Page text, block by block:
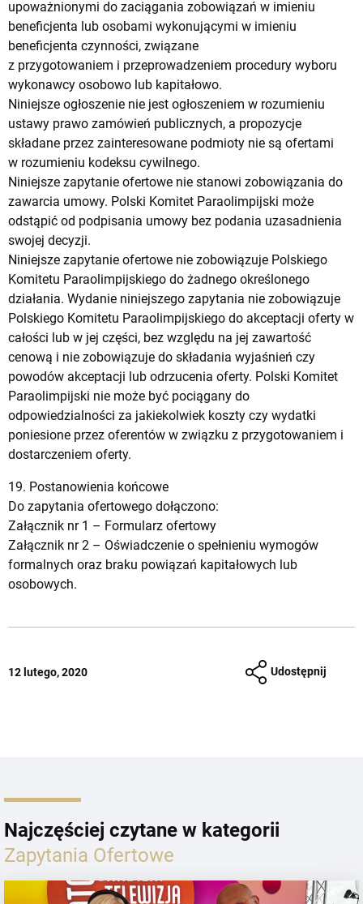
upoważnionymi do zaciągania zobowiązań w imieniu
beneficjenta lub osobami wykonującymi w imieniu
beneficjenta czynności, związane
z przygotowaniem i przeprowadzeniem procedury wyboru
wykonawcy osobowo lub kapitałowo.
Niniejsze ogłoszenie nie jest ogłoszeniem w rozumieniu
ustawy prawo zamówień publicznych, a propozycje
składane przez zainteresowane podmioty nie są ofertami
w rozumieniu kodeksu cywilnego.
Niniejsze zapytanie ofertowe nie stanowi zobowiązania do
zawarcia umowy. Polski Komitet Paraolimpijski może
odstąpić od podpisania umowy bez podania uzasadnienia
swojej decyzji.
Niniejsze zapytanie ofertowe nie zobowiązuje Polskiego
Komitetu Paraolimpijskiego do żadnego określonego
działania. Wydanie niniejszego zapytania nie zobowiązuje
Polskiego Komitetu Paraolimpijskiego do akceptacji oferty w
całości lub w jej części, bez względu na jej zawartość
cenową i nie zobowiązuje do składania wyjaśnień czy
powodów akceptacji lub odrzucenia oferty. Polski Komitet
Paraolimpijski nie może być pociągany do
odpowiedzialności za jakiekolwiek koszty czy wydatki
poniesione przez oferentów w związku z przygotowaniem i
dostarczeniem oferty.
19. Postanowienia końcowe
Do zapytania ofertowego dołączono:
Załącznik nr 1 – Formularz ofertowy
Załącznik nr 2 – Oświadczenie o spełnieniu wymogów
formalnych oraz braku powiązań kapitałowych lub
osobowych.
12 lutego, 2020 Udostępnij
Najczęściej czytane w kategorii
Zapytania Ofertowe